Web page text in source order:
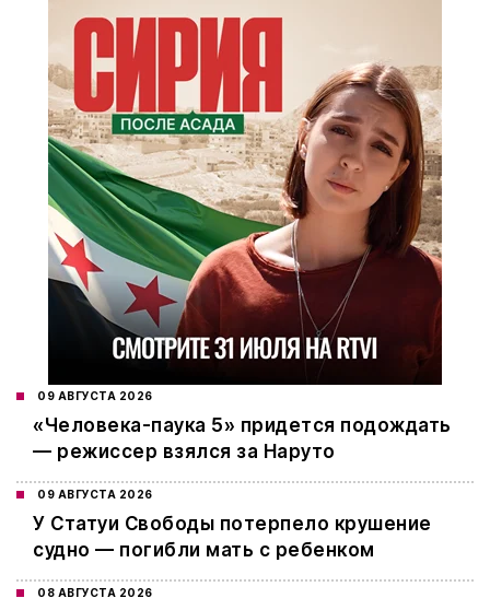
09 АВГУСТА 2026
«Человека-паука 5» придется подождать
— режиссер взялся за Наруто
09 АВГУСТА 2026
У Статуи Свободы потерпело крушение
судно — погибли мать с ребенком
08 АВГУСТА 2026